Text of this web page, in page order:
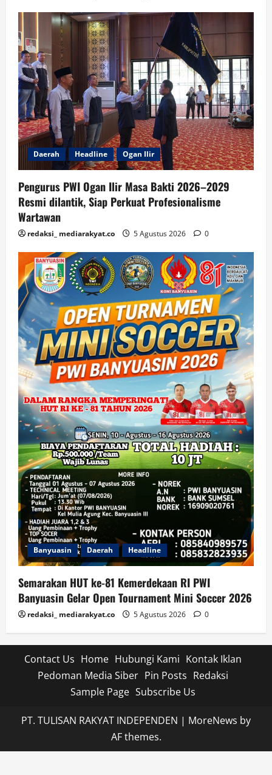
Daerah Headline Ogan Ilir
Pengurus PWI Ogan Ilir Masa Bakti 2026–2029
Resmi dilantik, Siap Perkuat Profesionalisme
Wartawan
redaksi_ mediarakyat.co 5 Agustus 2026 0
Banyuasin Daerah Headline
Semarakan HUT ke-81 Kemerdekaan RI PWI
Banyuasin Gelar Open Tournament Mini Soccer 2026
redaksi_ mediarakyat.co 5 Agustus 2026 0
Contact Us Home Hubungi Kami Kontak Iklan
Pedoman Media Siber Pin Posts Redaksi
Sample Page Subscribe Us
PT. TULISAN RAKYAT INDEPENDEN | MoreNews by
AF themes.